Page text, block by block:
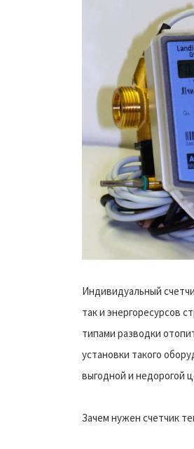
Индивидуальный
так и энергоресурсов
типами разводки
установки такого
выгодной и недорогой
Зачем нужен счетчик